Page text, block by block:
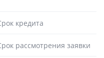
кредита
рассмотрения заявки